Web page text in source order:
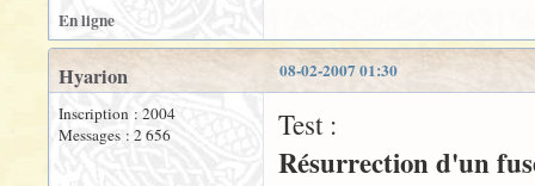
En ligne
08-02-2007 01:30
Hyarion
Inscription : 2004
Messages : 2 656
Test :
Résurrection d'un